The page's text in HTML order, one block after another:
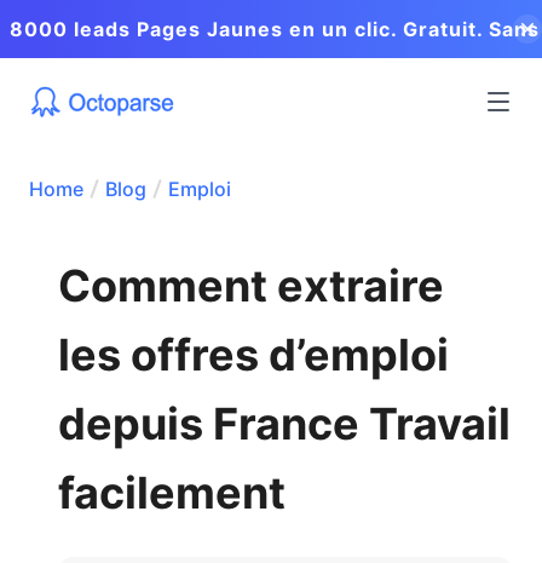
8000 leads Pages Jaunes en un clic. Gratuit. Sans
Home Blog Emploi
Comment extraire
les offres d’emploi
depuis France Travail
facilement